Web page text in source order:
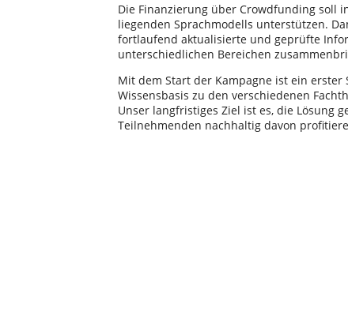
Die Finanzierung über Crowdfunding soll
liegenden Sprachmodells unterstützen.
fortlaufend aktualisierte und geprüfte
unterschiedlichen Bereichen
Mit dem Start der Kampagne ist ein
Wissensbasis zu den verschiedenen
Unser langfristiges Ziel ist es, die Lösung
Teilnehmenden nachhaltig davon